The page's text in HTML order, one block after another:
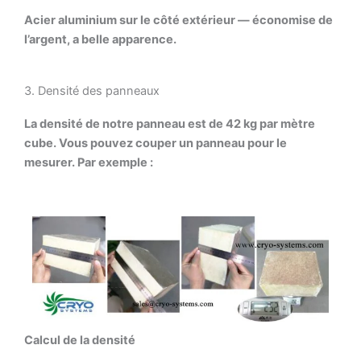
Acier aluminium sur le côté extérieur — économise de
l’argent, a belle apparence.
3. Densité des panneaux
La densité de notre panneau est de 42 kg par mètre
cube. Vous pouvez couper un panneau pour le
mesurer. Par exemple :
Calcul de la densité